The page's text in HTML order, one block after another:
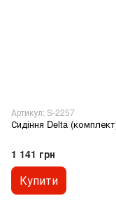
Артикул: S-2257
Сидіння Delta
1 141 грн
Купити